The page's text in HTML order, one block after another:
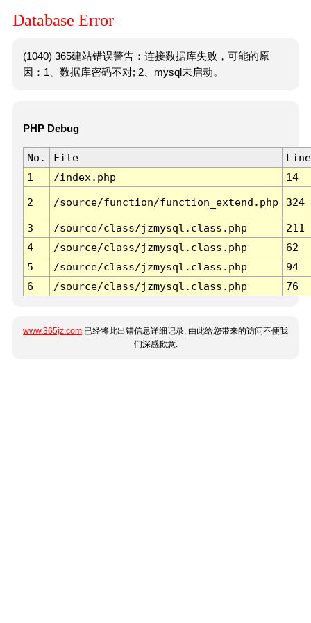
Database Error
(1040) 365建站错误警告：连接数据库失败，可能的原
因：1、数据库密码不对; 2、mysql未启动。
PHP Debug
No. File
Line
1
/index.php 14
2 /source/function/function_extend.php 324
3 /source/class/jzmysql.class.php
211
4
/source/class/jzmysql.class.php
62
5
/source/class/jzmysql.class.php
94
6
/source/class/jzmysql.class.php 76
www.365jz.com 已经将此出错信息详细记录, 由此给您带来的访问不便我
们深感歉意.